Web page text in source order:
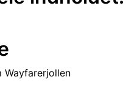
Wayfarerjollen